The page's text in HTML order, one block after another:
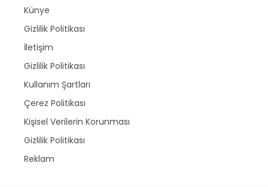
Künye
Gizlilik Politikası
İletişim
Gizlilik Politikası
Kullanım Şartları
Çerez Politikası
Kişisel Verilerin Korunması
Gizlilik Politikası
Reklam